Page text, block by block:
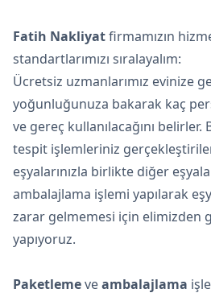
Fatih Nakliyatfirmamızın
standartlarımızı sıralayalım:
Ücretsiz uzmanlarımız evinize
yoğunluğunuza bakarak kaç
ve gereç kullanılacağını belirler.
tespit işlemleriniz
eşyalarınızla birlikte diğer
ambalajlama işlemi yapılarak
zarar gelmemesi için elimizden
yapıyoruz.
Paketlemeveambalajlama